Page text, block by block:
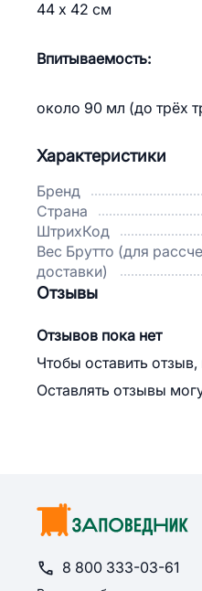
44 х 42 см
Впитываемость:
около 90 мл (до трёх
Характеристики
Бренд
Страна
ШтрихКод
Вес Брутто (для
доставки)
Отзывы
Отзывов пока нет
Чтобы оставить
Оставлять отзывы
8 800 333-03-61